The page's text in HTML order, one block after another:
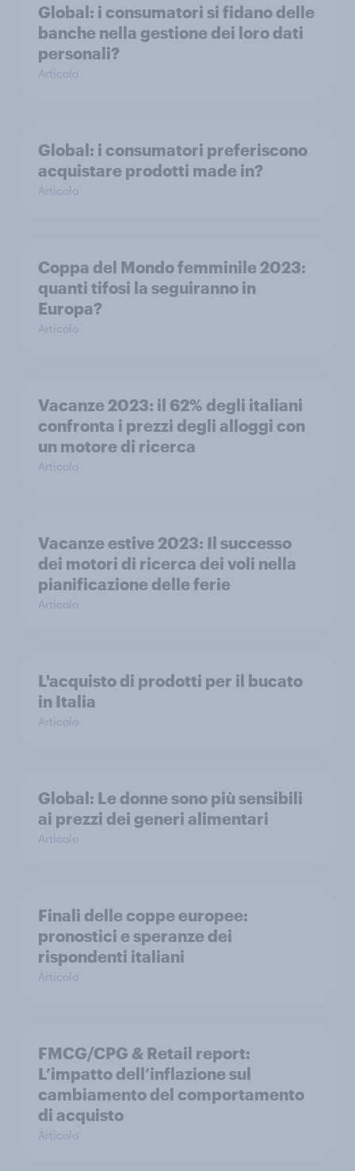
Global: i consumatori si fidano delle
banche nella gestione dei loro dati
personali?
Articolo
Global: i consumatori preferiscono
acquistare prodotti made in?
Articolo
Coppa del Mondo femminile 2023:
quanti tifosi la seguiranno in
Europa?
Articolo
Vacanze 2023: il 62% degli italiani
confronta i prezzi degli alloggi con
un motore di ricerca
Articolo
Vacanze estive 2023: Il successo
dei motori di ricerca dei voli nella
pianificazione delle ferie
Articolo
L'acquisto di prodotti per il bucato
in Italia
Articolo
Global: Le donne sono più sensibili
ai prezzi dei generi alimentari
Articolo
Finali delle coppe europee:
pronostici e speranze dei
rispondenti italiani
Articolo
FMCG/CPG & Retail report:
L’impatto dell’inflazione sul
cambiamento del comportamento
di acquisto
Articolo